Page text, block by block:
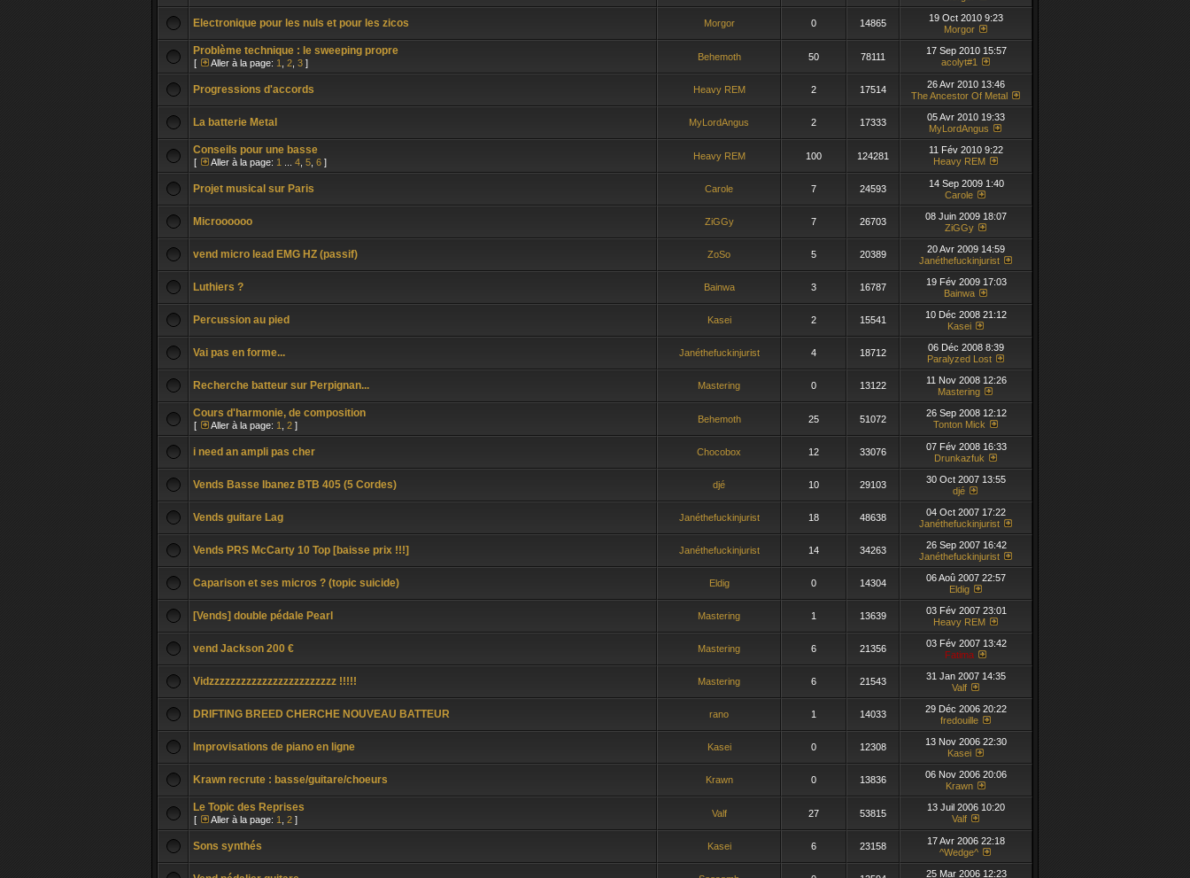
Electronique pour les nuls et pour les zicos Morgor 0 14865
19 Oct 2010 9:23
Morgor
Problème technique : le sweeping propre
[ Aller à la page: 1 2 3 ]
Behemoth 50 78111
17 Sep 2010 15:57
acolyt#1
Progressions d'accords Heavy REM 2 17514
26 Avr 2010 13:46
The Ancestor Of Metal
La batterie Metal MyLordAngus 2 17333
05 Avr 2010 19:33
MyLordAngus
Conseils pour une basse
[ Aller à la page: 1 4 5 6 ]
Heavy REM 100 124281
11 Fév 2010 9:22
Heavy REM
Projet musical sur Paris Carole 7 24593
14 Sep 2009 1:40
Carole
Microooooo ZiGGy 7 26703
08 Juin 2009 18:07
ZiGGy
vend micro lead EMG HZ (passif) ZoSo 5 20389
20 Avr 2009 14:59
Janéthefuckinjurist
Luthiers ? Bainwa 3 16787
19 Fév 2009 17:03
Bainwa
Percussion au pied Kasei 2 15541
10 Déc 2008 21:12
Kasei
Vai pas en forme... Janéthefuckinjurist 4 18712
06 Déc 2008 8:39
Paralyzed Lost
Recherche batteur sur Perpignan... Mastering 0 13122
11 Nov 2008 12:26
Mastering
Cours d'harmonie, de composition
[ Aller à la page: 1 2 ]
Behemoth 25 51072
26 Sep 2008 12:12
Tonton Mick
i need an ampli pas cher Chocobox 12 33076
07 Fév 2008 16:33
Drunkazfuk
Vends Basse Ibanez BTB 405 (5 Cordes) djé 10 29103
30 Oct 2007 13:55
djé
Vends guitare Lag Janéthefuckinjurist 18 48638
04 Oct 2007 17:22
Janéthefuckinjurist
Vends PRS McCarty 10 Top [baisse prix !!!] Janéthefuckinjurist 14 34263
26 Sep 2007 16:42
Janéthefuckinjurist
Caparison et ses micros ? (topic suicide) Eldig 0 14304
06 Aoû 2007 22:57
Eldig
[Vends] double pédale Pearl Mastering 1 13639
03 Fév 2007 23:01
Heavy REM
vend Jackson 200 € Mastering 6 21356
03 Fév 2007 13:42
Fatima
Vidzzzzzzzzzzzzzzzzzzzzzzzz !!!!! Mastering 6 21543
31 Jan 2007 14:35
Valf
DRIFTING BREED CHERCHE NOUVEAU BATTEUR rano 1 14033
29 Déc 2006 20:22
fredouille
Improvisations de piano en ligne Kasei 0 12308
13 Nov 2006 22:30
Kasei
Krawn recrute : basse/guitare/choeurs Krawn 0 13836
06 Nov 2006 20:06
Krawn
Le Topic des Reprises
[ Aller à la page: 1 2 ]
Valf 27 53815
13 Juil 2006 10:20
Valf
Sons synthés Kasei 6 23158
17 Avr 2006 22:18
^Wedge^
25 Mar 2006 12:23